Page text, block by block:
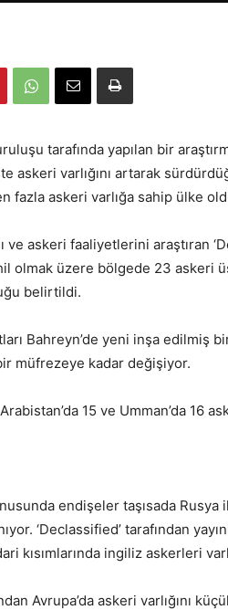
tarafında yapılan bir
askeri varlığını artarak
fazla askeri varlığa sahip ülke
ve askeri faaliyetlerini araştıran
olmak üzere bölgede 23 askeri
belirtildi.
Bahreyn’de yeni inşa edilmiş
müfrezeye kadar değişiyor.
15 ve Umman’da 16
endişeler taşısada Rusya
‘Declassified’ tarafından
kısımlarında ingiliz askerleri
Avrupa’da askeri varlığını